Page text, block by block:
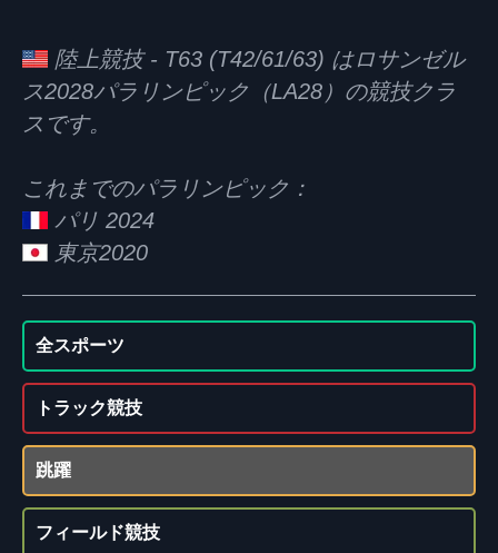
陸上競技 - T63 (T42/61/63) はロサンゼル
ス2028パラリンピック（LA28）の競技クラ
スです。
これまでのパラリンピック：
パリ 2024
東京2020
全スポーツ
トラック競技
跳躍
フィールド競技